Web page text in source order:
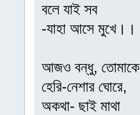
বলে যাই সব
-যাহা আসে মুখে।।
আজও বন্ধু, তোমাকে
হেরি-নেশার ঘোরে,
অকথা- ছাই মাথা